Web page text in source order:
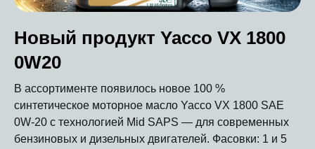
Новый продукт Yacco VX 1800
0W20
В ассортименте появилось новое 100 %
синтетическое моторное масло Yacco VX 1800 SAE
0W-20 с технологией Mid SAPS — для современных
бензиновых и дизельных двигателей. Фасовки: 1 и 5